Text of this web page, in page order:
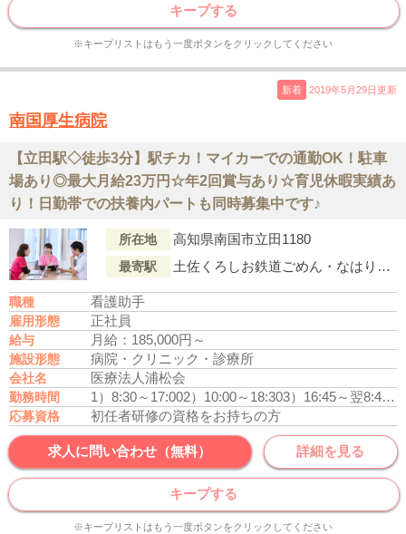
キープする
※キープリストはもう一度ボタンをクリックしてください
新着 2019年5月29日更新
南国厚生病院
【立田駅◇徒歩3分】駅チカ！マイカーでの通勤OK！駐車
場あり◎最大月給23万円☆年2回賞与あり☆育児休暇実績あ
り！日勤帯での扶養内パートも同時募集中です♪
所在地 高知県南国市立田1180
最寄駅 土佐くろしお鉄道ごめん・なはり線「立田駅」より徒歩3分
職種 看護助手
雇用形態 正社員
給与 月給：185,000円～
施設形態 病院・クリニック・診療所
会社名 医療法人浦松会
勤務時間 1）8:30～17:002）10:00～18:303）16:45～翌8:45※月4回程度
応募資格 初任者研修の資格をお持ちの方
求人に問い合わせ（無料） 詳細を見る
キープする
※キープリストはもう一度ボタンをクリックしてください